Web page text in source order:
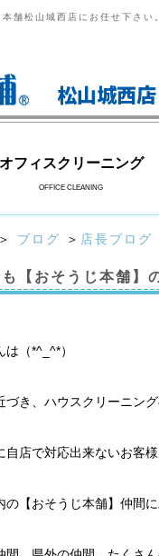
舗松山城西店にお任せ下さい
松山城西店
オフィスクリーニング
OFFICE CLEANING
＞ ブログ ＞ 店長ブログ
【おそうじ本舗】
は（*^_^*）
づき、ハウスクリーニン
自店で対応出来ないお客
の【おそうじ本舗】仲間